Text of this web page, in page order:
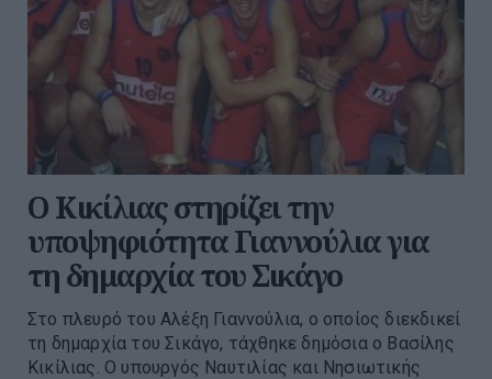
Ο Κικίλιας στηρίζει την
υποψηφιότητα Γιαννούλια για
τη δημαρχία του Σικάγο
Στο πλευρό του Αλέξη Γιαννούλια, ο οποίος διεκδικεί
τη δημαρχία του Σικάγο, τάχθηκε δημόσια ο Βασίλης
Κικίλιας. Ο υπουργός Ναυτιλίας και Νησιωτικής